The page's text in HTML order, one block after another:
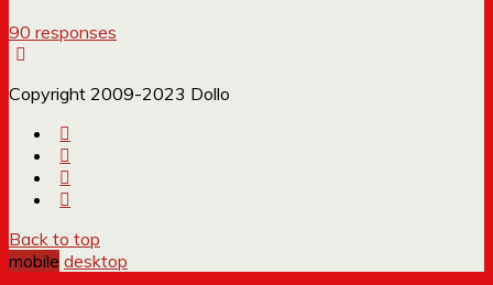
90 responses
Copyright 2009-2023 Dollo
Back to top
mobile desktop